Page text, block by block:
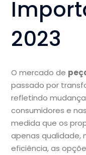
2023
O mercado de
passado por
refletindo
consumidores e
medida que os
apenas qualidade,
eficiência, as